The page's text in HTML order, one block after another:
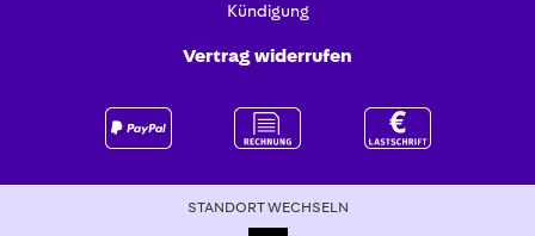
Kündigung
Vertrag widerrufen
STANDORT WECHSELN